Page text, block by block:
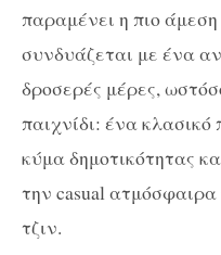
παραμένει η πιο
συνδυάζεται με ένα
δροσερές μέρες,
παιχνίδι: ένα
κύμα δημοτικότητας
την casual
τζιν.